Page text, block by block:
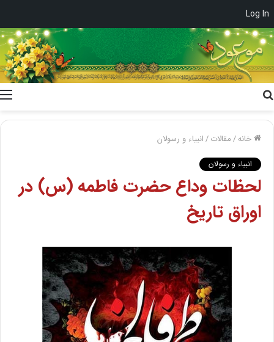
Log In
خانه/مقالات/انبیاء و رسولان
انبیاء و رسولان
لحظات وداع حضرت فاطمه (س) در
اوراق تاریخ